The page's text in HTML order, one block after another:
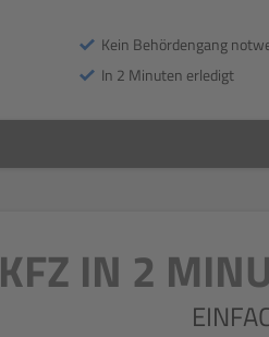
Kein Behördengang
In 2 Minuten erledigt
KFZ IN 2